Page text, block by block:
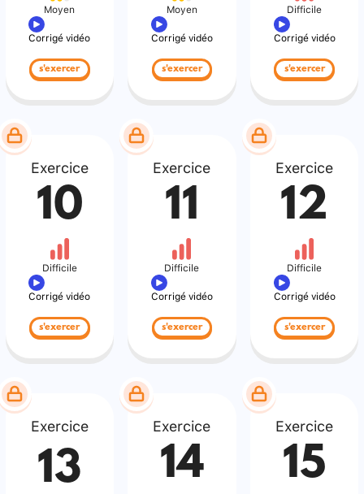
Moyen
Corrigé vidéo
s'exercer
Moyen
Corrigé vidéo
s'exercer
Difficile
Corrigé vidéo
s'exercer
Exercice
10
Difficile
Corrigé vidéo
s'exercer
Exercice
11
Difficile
Corrigé vidéo
s'exercer
Exercice
12
Difficile
Corrigé vidéo
s'exercer
Exercice
13
Exercice
14
Exercice
15